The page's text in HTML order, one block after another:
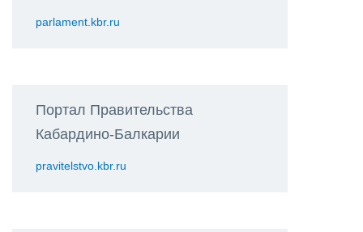
parlament.kbr.ru
Портал Правительства
Кабардино-Балкарии
pravitelstvo.kbr.ru